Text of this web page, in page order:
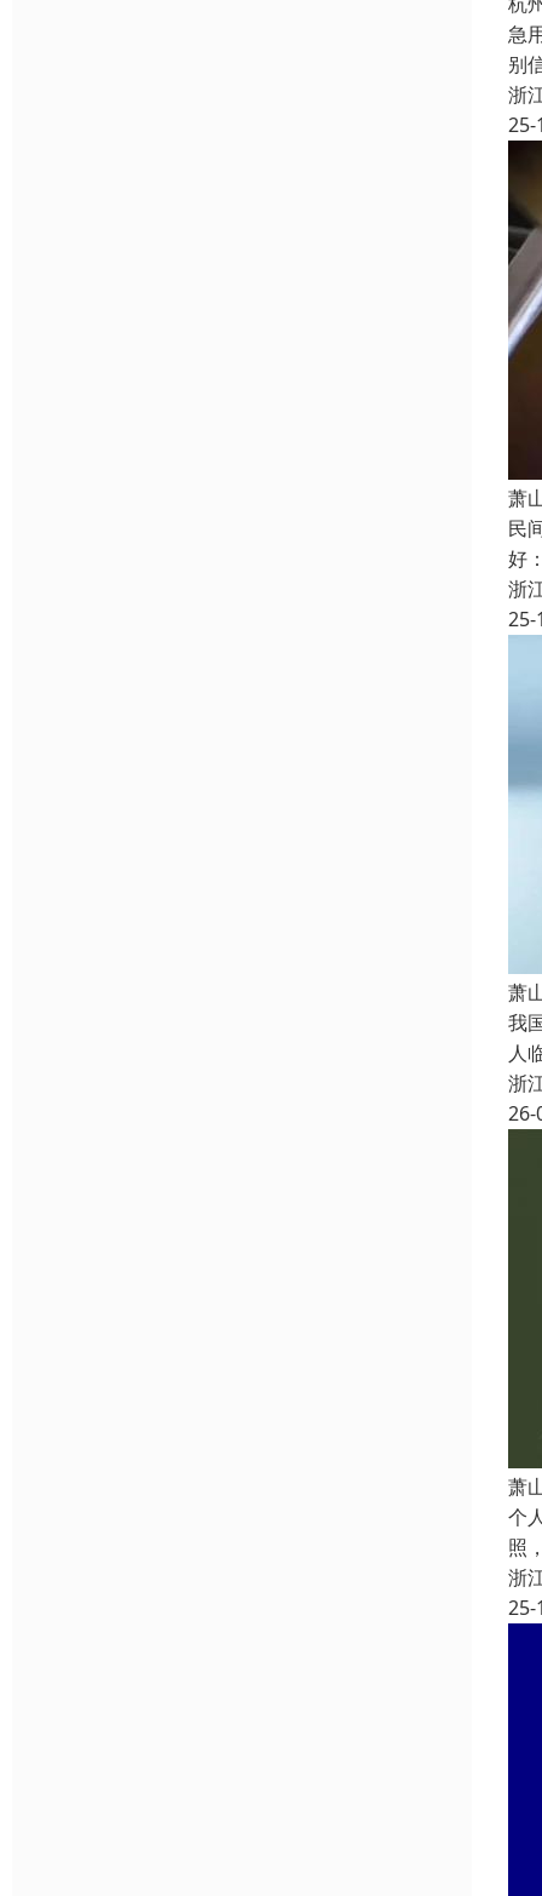
急
别
浙
25-
萧
民
好
浙
25-
萧
我
人
浙
26-
萧
个
照
浙
25-